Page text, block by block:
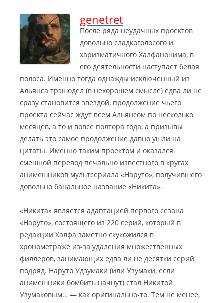
genetret
После ряда неудачных проектов
довольно сладкоголосого и
харизматичного Халфанонима, в
его деятельности наступает белая
полоса. Именно тогда однажды исключенный из
Альянса трэшодел (в нехорошем смысле) едва ли не
сразу становится звездой, продолжение чьего
проекта сейчас ждут всем Альянсом по несколько
месяцев, а то и вовсе полтора года, а призывы
делать это самое продолжение давно ушли на
цитаты. Именно таким проектом и оказался
смешной перевод печально известного в кругах
анимешников мультсериала «Наруто», получившего
довольно банальное название «Никита».
«Никита» является адаптацией первого сезона
«Наруто», состоящего из 220 серий, который в
редакции Халфа заметно скукожился в
хронометраже из-за удаления множественных
филлеров, занимающих едва ли не десятки серий
подряд. Наруто Удзумаки (или Узумаки, если
анимешники бомбить начнут) стал Никитой
Узумаковым… — как оригинально-то. Тем не менее,